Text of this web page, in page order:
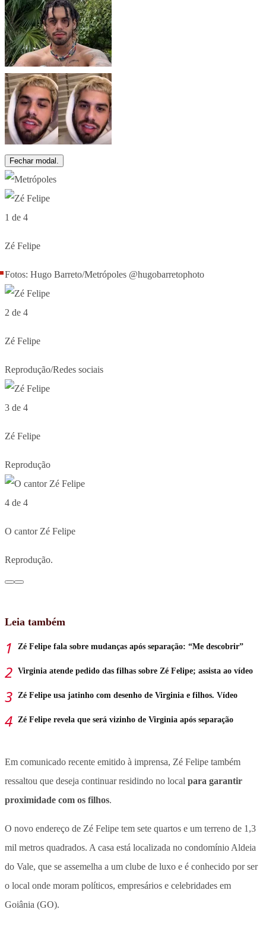
Fechar modal.
1 de 4
Zé Felipe
Fotos: Hugo Barreto/Metrópoles @hugobarretophoto
2 de 4
Zé Felipe
Reprodução/Redes sociais
3 de 4
Zé Felipe
Reprodução
4 de 4
O cantor Zé Felipe
Reprodução.
Leia também
Zé Felipe fala sobre mudanças após separação: “Me descobrir”
Virginia atende pedido das filhas sobre Zé Felipe; assista ao vídeo
Zé Felipe usa jatinho com desenho de Virginia e filhos. Vídeo
Zé Felipe revela que será vizinho de Virginia após separação
Em comunicado recente emitido à imprensa, Zé Felipe também
ressaltou que deseja continuar residindo no local para garantir
proximidade com os filhos.
O novo endereço de Zé Felipe tem sete quartos e um terreno de 1,3
mil metros quadrados. A casa está localizada no condomínio Aldeia
do Vale, que se assemelha a um clube de luxo e é conhecido por ser
o local onde moram políticos, empresários e celebridades em
Goiânia (GO).